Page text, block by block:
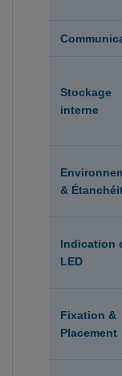
Stockage
interne
&
Indication
LED
Fixation &
Placement